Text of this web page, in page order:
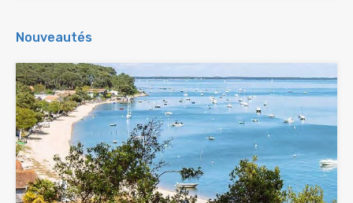
Nouveautés